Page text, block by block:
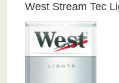
West Stream Tec